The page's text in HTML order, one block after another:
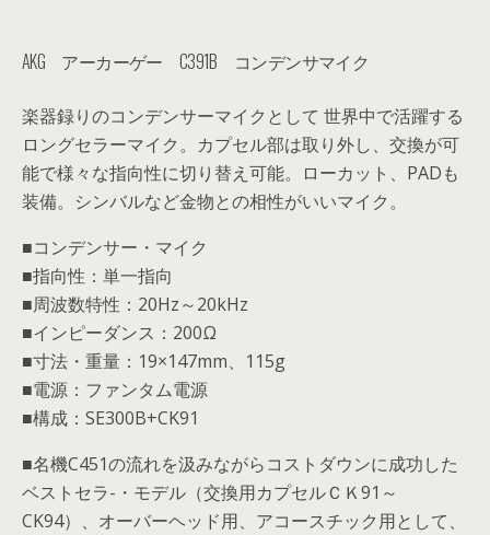
AKG アーカーゲー C391B コンデンサマイク
楽器録りのコンデンサーマイクとして 世界中で活躍する
ロングセラーマイク。カプセル部は取り外し、交換が可
能で様々な指向性に切り替え可能。ローカット、PADも
装備。シンバルなど金物との相性がいいマイク。
■コンデンサー・マイク
■指向性：単一指向
■周波数特性：20Hz～20kHz
■インピーダンス：200Ω
■寸法・重量：19×147mm、115g
■電源：ファンタム電源
■構成：SE300B+CK91
■名機C451の流れを汲みながらコストダウンに成功した
ベストセラ-・モデル（交換用カプセルＣＫ91～
CK94）、オーバーヘッド用、アコースチック用として、